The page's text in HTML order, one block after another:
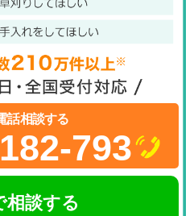
話相談する
793
相談する